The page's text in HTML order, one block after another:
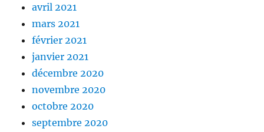
avril 2021
mars 2021
février 2021
janvier 2021
décembre 2020
novembre 2020
octobre 2020
septembre 2020